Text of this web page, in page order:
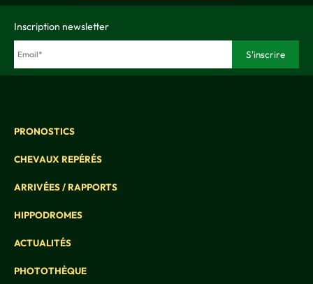
Inscription newsletter
PRONOSTICS
CHEVAUX REPÉRÉS
ARRIVÉES / RAPPORTS
HIPPODROMES
ACTUALITÉS
PHOTOTHÈQUE